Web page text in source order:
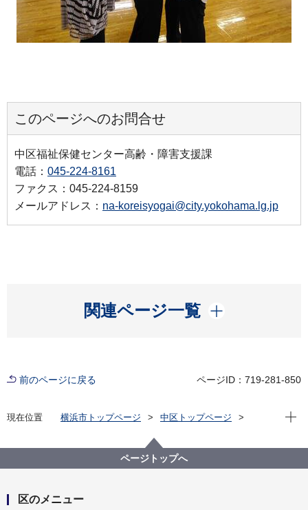
このページへのお問合せ
中区福祉保健センター高齢・障害支援課
電話： 045-224-8161
ファクス：045-224-8159
メールアドレス： na-koreisyogai@city.yokohama.lg.jp
関連ページ一覧
開く
前のページに戻る ページID：719-281-850
現在位置 横浜市トップページ
中区トップページ
中区老人クラブ連合会の社交ダンス講習会を取材しま
現在
ページトップへ
区のメニュー